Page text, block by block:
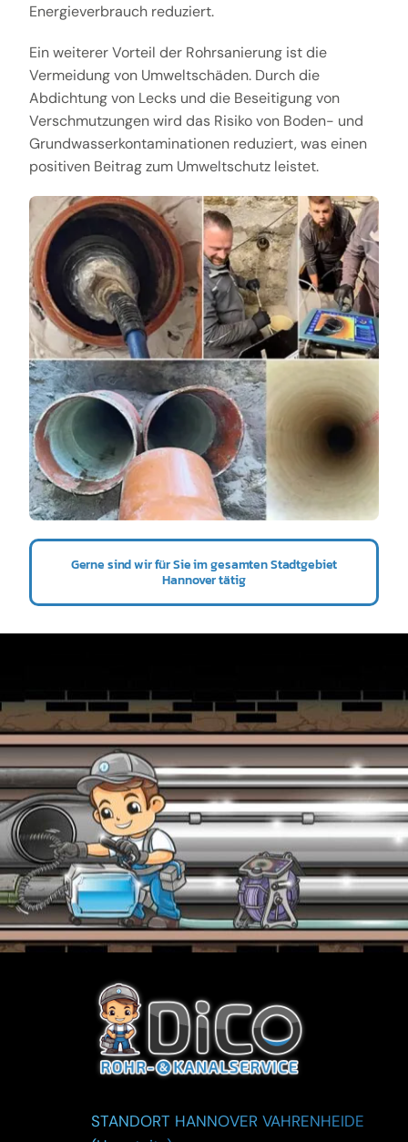
Energieverbrauch reduziert.
Ein weiterer Vorteil der Rohrsanierung ist die
Vermeidung von Umweltschäden. Durch die
Abdichtung von Lecks und die Beseitigung von
Verschmutzungen wird das Risiko von Boden- und
Grundwasserkontaminationen reduziert, was einen
positiven Beitrag zum Umweltschutz leistet.
Gerne sind wir für Sie im gesamten Stadtgebiet
Hannover tätig
STANDORT HANNOVER VAHRENHEIDE